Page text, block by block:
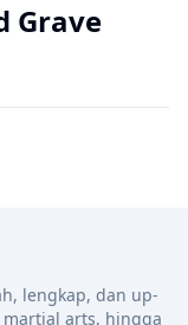
Grave
lengkap, dan up-
arts, hingga